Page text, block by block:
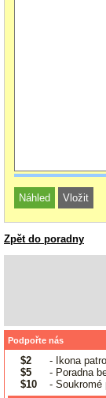
Zpět do poradny
Podpořte nás
$2
- Ikona
$5
- Poradna
$10
- Soukromé